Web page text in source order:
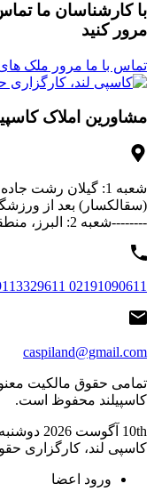
با کارشناسان ما تماس
مرور کنید
تماس با ما مرور ملک
مشاورین املاک
شعبه 1: گیلان رشت
(سقالکسار) بعد از
--------شعبه 2: البرز، منطقه کردان، سهیلیه، خ ولیعصر، سنقرآباد
02191090611 09120259611-09113329611
caspiland@gmail.com
تمامی حقوق مالکیت
کاسپیلند محفوظ است.
10th آگوست 2026
کاسپی لند، کارگزاری
ورود اعضا